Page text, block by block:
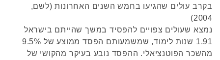
בקרב עולים שהגיעו בחמש השנים האחרונות (לשם,
2004)
נמצא שעולים צפויים להפסיד במשך שהייתם בישראל
1.91 שנות לימוד, שמשמעותם הפסד ממוצע של 9.5%
מהשכר הפוטנציאלי. ההפסד נובע בעיקר מהקושי של